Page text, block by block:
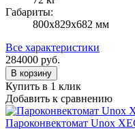
Габариты:
800х829х682 мм
Все характеристики
284000 руб.
В корзину
Купить в 1 клик
Добавить к сравнению
Пароконвектомат Unox